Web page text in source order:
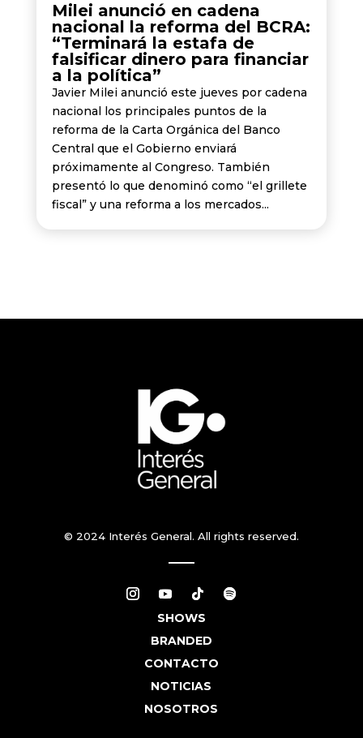
Milei anunció en cadena
nacional la reforma del BCRA:
“Terminará la estafa de
falsificar dinero para financiar
a la política”
Javier Milei anunció este jueves por cadena
nacional los principales puntos de la
reforma de la Carta Orgánica del Banco
Central que el Gobierno enviará
próximamente al Congreso. También
presentó lo que denominó como “el grillete
fiscal” y una reforma a los mercados...
© 2024 Interés General. All rights reserved.
SHOWS
BRANDED
CONTACTO
NOTICIAS
NOSOTROS